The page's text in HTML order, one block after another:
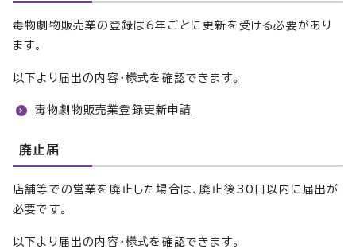
毒物劇物販売業の登録は6年ごとに更新を受ける必要があり
ます。
以下より届出の内容・様式を確認できます。
毒物劇物販売業登録更新申請
廃止届
店舗等での営業を廃止した場合は、廃止後30日以内に届出が
必要です。
以下より届出の内容・様式を確認できます。